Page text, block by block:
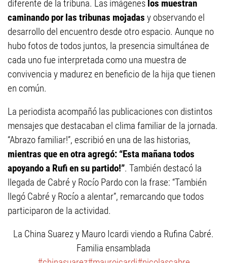
diferente de la tribuna. Las imágenes los muestran
caminando por las tribunas mojadas y observando el
desarrollo del encuentro desde otro espacio. Aunque no
hubo fotos de todos juntos, la presencia simultánea de
cada uno fue interpretada como una muestra de
convivencia y madurez en beneficio de la hija que tienen
en común.
La periodista acompañó las publicaciones con distintos
mensajes que destacaban el clima familiar de la jornada.
“Abrazo familiar!”, escribió en una de las historias,
mientras que en otra agregó: “Esta mañana todos
apoyando a Rufi en su partido!”. También destacó la
llegada de Cabré y Rocío Pardo con la frase: “También
llegó Cabré y Rocío a alentar”, remarcando que todos
participaron de la actividad.
La China Suarez y Mauro Icardi viendo a Rufina Cabré.
Familia ensamblada